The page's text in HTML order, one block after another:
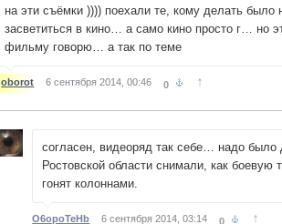
на эти съёмки )))) поехали те, кому делать было
засветиться в кино… а само кино просто г… но
фильму говорю… а так по теме
oborot 6 сентября 2014, 00:46 0 ↑
согласен, видеоряд так себе… надо было
Ростовской области снимали, как боевую
гонят колоннами.
O6opoTeHb 6 сентября 2014, 03:14 0 ↑